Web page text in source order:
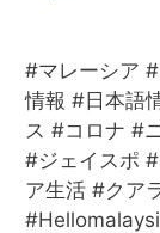
#マレーシア
情報 #日本語
ス #コロナ #
#ジェイスポ
ア生活 #クア